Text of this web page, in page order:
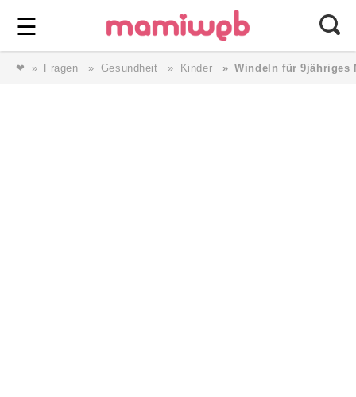
☰ ⎯ Wir lieben Familie ⎯
❤ Fragen Gesundheit Kinder Windeln für 9jähriges